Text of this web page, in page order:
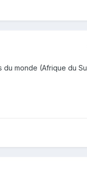
monde (Afrique du